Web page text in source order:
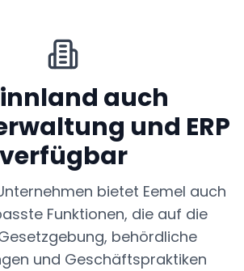
auch
und ERP
verfügbar
bietet Eemel auch
Funktionen, die auf die
behördliche
und Geschäftspraktiken